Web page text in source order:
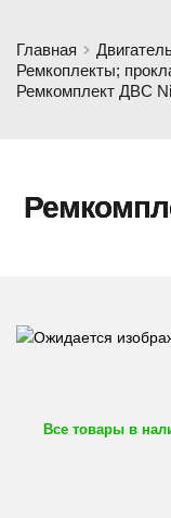
Главная
Ремкоплекты;
Ремкомплект ДВС
Все товары в